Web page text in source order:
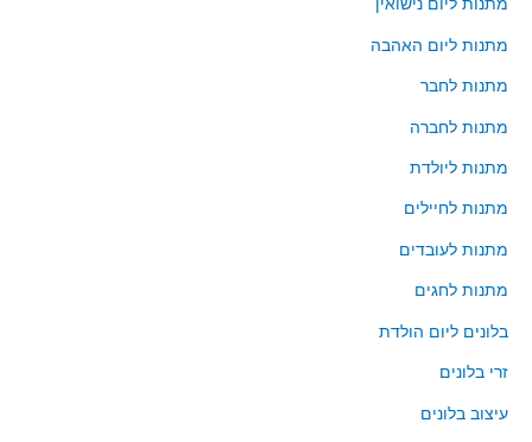
מתנות ליום נישואין
מתנות ליום האהבה
מתנות לחבר
מתנות לחברה
מתנות ליולדת
מתנות לחיילים
מתנות לעובדים
מתנות לחגים
בלונים ליום הולדת
זרי בלונים
עיצוב בלונים